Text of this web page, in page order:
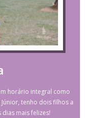
horário integral como
tenho dois filhos a
mais felizes!